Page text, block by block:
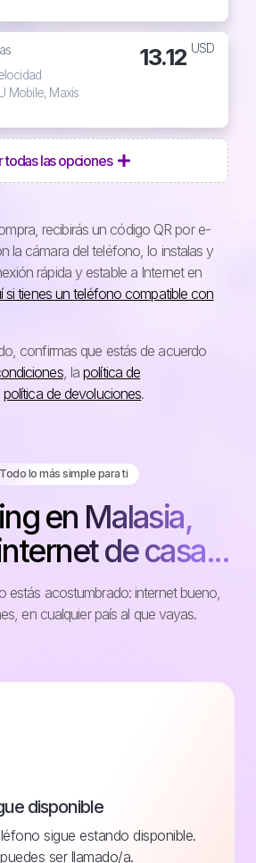
Mobile, Maxis
13.12 USD
todas las opciones
recibirás un código QR por e-
la cámara del teléfono, lo instalas y
rápida y estable a Internet en
si tienes un teléfono compatible con
confirmas que estás de acuerdo
, lapolítica de
política de devoluciones.
lo más simple para ti
en Malasia,
de casa...
estás acostumbrado: internet bueno,
en cualquier país al que vayas.
disponible
sigue estando disponible.
ser llamado/a.